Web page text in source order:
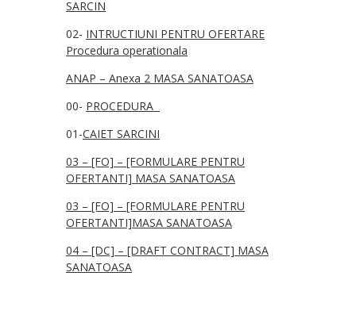
SARCIN
02- INTRUCTIUNI PENTRU OFERTARE
Procedura operationala
ANAP – Anexa 2 MASA SANATOASA
00- PROCEDURA
01-CAIET SARCINI
03 – [FO] – [FORMULARE PENTRU
OFERTANTI] MASA SANATOASA
03 – [FO] – [FORMULARE PENTRU
OFERTANTI]MASA SANATOASA
04 – [DC] – [DRAFT CONTRACT] MASA
SANATOASA